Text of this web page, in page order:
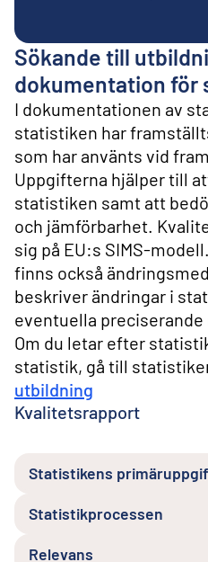
Sökande till
dokumentation för
I dokumentationen av
statistiken har
som har använts vid
Uppgifterna hjälper till
statistiken samt att
och jämförbarhet.
sig på EU:s SIMS-
finns också
beskriver ändringar i
eventuella
Om du letar efter
statistik, gå till
utbildning
Kvalitetsrapport
Statistikens
Statistikprocessen
Relevans